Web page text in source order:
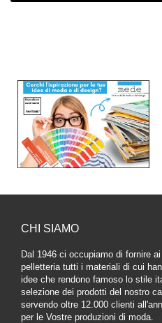
CHI SIAMO
Dal 1946 ci occupiamo di fornire
pelletteria tutti i materiali di cui
idee che rendono famoso lo stile
selezione dei prodotti del nostro
servendo oltre 12.000 clienti
per le Vostre produzioni di moda.